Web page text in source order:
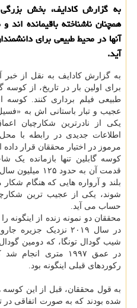
به گزارش کادایف، بخش
همچنان ناشناخته باقیمانده
آنها در محیط طبیعی برای
آید.
به گزارش کادایف به نقل از خبر
طبیعی فیلم برداری کنند. کوسه
عجیب و تبار باستانی اش به
یکی از نادرترین شکارچیان
اطلاعات جدیدی در رابطه با
مرموز در اختیار محققان قرار
کوسه گابلین تنها بازمانده
قدمت آن به
بلند و آرواره هایی که هنگام
شوند، یکی از عجیب ترین
حساب می آید.
محققان دو نمونه زنده از اینگونه
شیب گودال تونگا، که دومین
رکوردهای قبلی اینگونه بود.
به قول محققان، قبل از این کوسه
شده بودند که به صورت اتفاقی در